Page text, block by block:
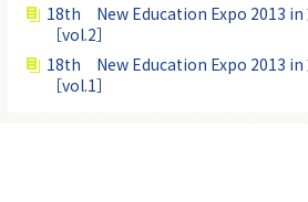
18th New Education Expo 2013
［vol.2］
18th New Education Expo 2013
［vol.1］